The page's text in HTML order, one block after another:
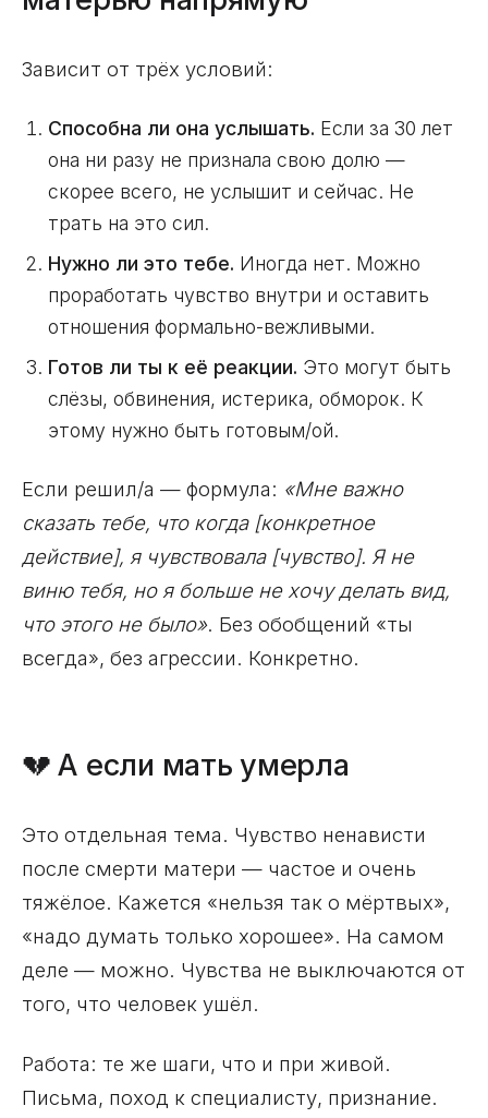
Зависит от трёх условий:
Способна ли она услышать. Если за 30 лет
она ни разу не признала свою долю —
скорее всего, не услышит и сейчас. Не
трать на это сил.
Нужно ли это тебе. Иногда нет. Можно
проработать чувство внутри и оставить
отношения формально-вежливыми.
Готов ли ты к её реакции. Это могут быть
слёзы, обвинения, истерика, обморок. К
этому нужно быть готовым/ой.
Если решил/а — формула: «Мне важно
сказать тебе, что когда [конкретное
действие], я чувствовала [чувство]. Я не
виню тебя, но я больше не хочу делать вид,
что этого не было». Без обобщений «ты
всегда», без агрессии. Конкретно.
💔 А если мать умерла
Это отдельная тема. Чувство ненависти
после смерти матери — частое и очень
тяжёлое. Кажется «нельзя так о мёртвых»,
«надо думать только хорошее». На самом
деле — можно. Чувства не выключаются от
того, что человек ушёл.
Работа: те же шаги, что и при живой.
Письма, поход к специалисту, признание.